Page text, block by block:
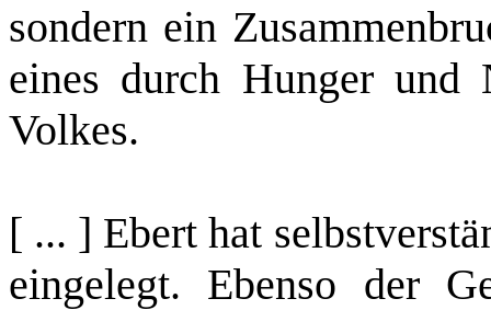
sondern ein
eines durch Hunger und
Volkes.
[ ... ] Ebert hat
eingelegt. Ebenso der